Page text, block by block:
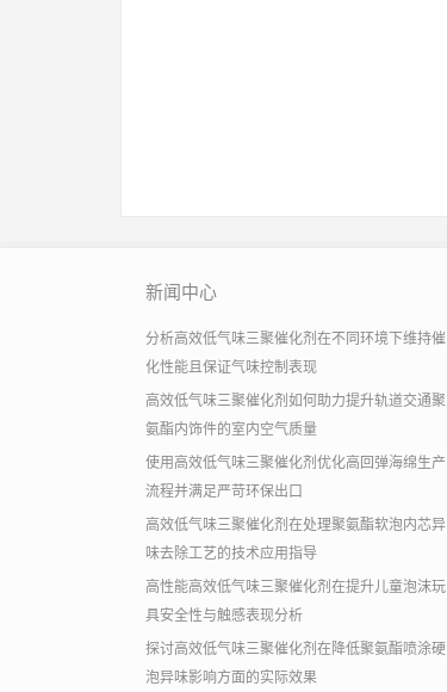
新闻中心
分析高效低气味三聚催化剂在不同环境下维持催
化性能且保证气味控制表现
高效低气味三聚催化剂如何助力提升轨道交通聚
氨酯内饰件的室内空气质量
使用高效低气味三聚催化剂优化高回弹海绵生产
流程并满足严苛环保出口
高效低气味三聚催化剂在处理聚氨酯软泡内芯异
味去除工艺的技术应用指导
高性能高效低气味三聚催化剂在提升儿童泡沫玩
具安全性与触感表现分析
探讨高效低气味三聚催化剂在降低聚氨酯喷涂硬
泡异味影响方面的实际效果